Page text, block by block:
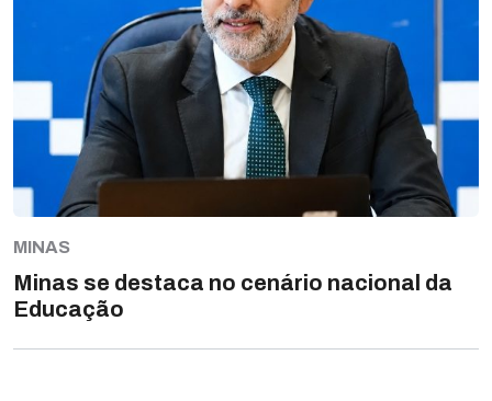
MINAS
Minas se destaca no cenário nacional da
Educação